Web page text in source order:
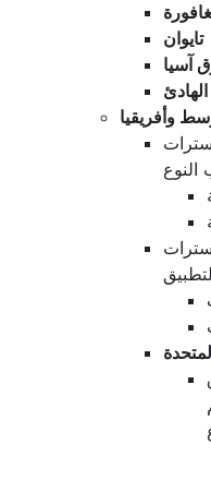
تايوان
آسيا
وأفريقيا